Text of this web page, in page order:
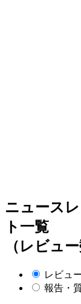
ニュース
ト一覧
（レビュー
レビュ
報告・